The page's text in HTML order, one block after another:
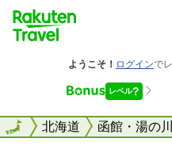
全国北海道 函館・湯の
全国